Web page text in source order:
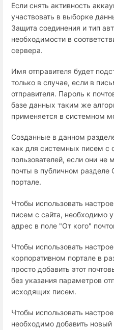
Если снять активность
участвовать в выборке
Защита соединения и тип
необходимости в
сервера.
Имя отправителя будет
только в случае, если в
отправителя. Пароль к
базе данных таким же
применяется в системном
Созданные в данном
как для системных писем с
пользователей, если они не
почты в публичном разделе
портале.
Чтобы использовать
писем с сайта, необходимо
адрес в поле "От кого"
Чтобы использовать
корпоративном портале в
просто добавить этот
без указания параметров
исходящих писем.
Чтобы использовать
необходимо добавить новый